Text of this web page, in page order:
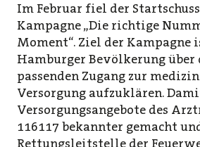
Im Februar fiel der
Kampagne „Die richtige
Moment“. Ziel der Kampagne
Hamburger Bevölkerung über
passenden Zugang zur
Versorgung aufzuklären.
Versorgungsangebote des
116117 bekannter gemacht